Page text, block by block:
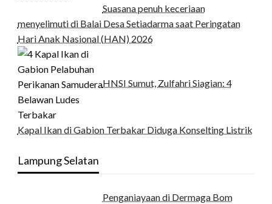
Suasana penuh keceriaan
menyelimuti di Balai Desa Setiadarma saat Peringatan
Hari Anak Nasional (HAN) 2026
HNSI Sumut, Zulfahri Siagian: 4
Kapal Ikan di Gabion Terbakar Diduga Konselting Listrik
Lampung Selatan
Penganiayaan di Dermaga Bom